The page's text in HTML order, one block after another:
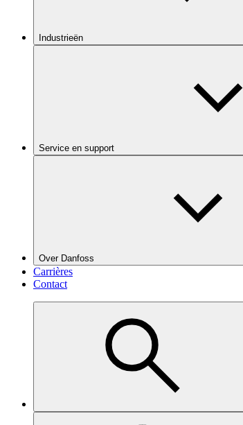
Industrieën
Service en support
Over Danfoss
Carrières
Contact